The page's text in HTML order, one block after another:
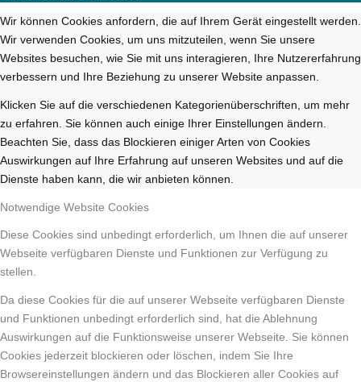
Wir können Cookies anfordern, die auf Ihrem Gerät eingestellt werden.
Wir verwenden Cookies, um uns mitzuteilen, wenn Sie unsere
Websites besuchen, wie Sie mit uns interagieren, Ihre Nutzererfahrung
verbessern und Ihre Beziehung zu unserer Website anpassen.
Klicken Sie auf die verschiedenen Kategorienüberschriften, um mehr
zu erfahren. Sie können auch einige Ihrer Einstellungen ändern.
Beachten Sie, dass das Blockieren einiger Arten von Cookies
Auswirkungen auf Ihre Erfahrung auf unseren Websites und auf die
Dienste haben kann, die wir anbieten können.
Notwendige Website Cookies
Diese Cookies sind unbedingt erforderlich, um Ihnen die auf unserer
Webseite verfügbaren Dienste und Funktionen zur Verfügung zu
stellen.
Da diese Cookies für die auf unserer Webseite verfügbaren Dienste
und Funktionen unbedingt erforderlich sind, hat die Ablehnung
Auswirkungen auf die Funktionsweise unserer Webseite. Sie können
Cookies jederzeit blockieren oder löschen, indem Sie Ihre
Browsereinstellungen ändern und das Blockieren aller Cookies auf